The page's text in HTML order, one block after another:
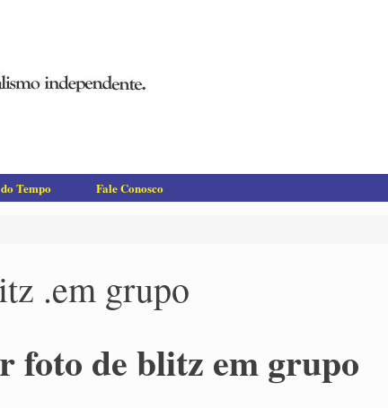
Tempo Fale Conosco
.em grupo
foto de blitz em grupo